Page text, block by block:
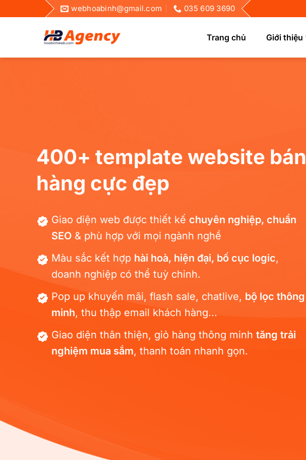
qua
webhoabinh@gmail.com 035 609 3690
Trang chủ Giới thiệu
400+ template website bán
hàng cực đẹp
Giao diện web được thiết kế chuyên nghiệp, chuẩn
SEO & phù hợp với mọi ngành nghề
Màu sắc kết hợp hài hoà, hiện đại, bố cục logic,
doanh nghiệp có thể tuỳ chỉnh.
Pop up khuyến mãi, flash sale, chatlive, bộ lọc thông
minh, thu thập email khách hàng...
Giao diện thân thiện, giỏ hàng thông minh tăng trải
nghiệm mua sắm, thanh toán nhanh gọn.
3.000.000